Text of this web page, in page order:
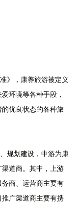
》，康养旅游被定义
环境等各种手段，
优良状态的各种旅
规划建设，中游为康
道商。其中，上游
商、运营商主要有
广渠道商主要有携